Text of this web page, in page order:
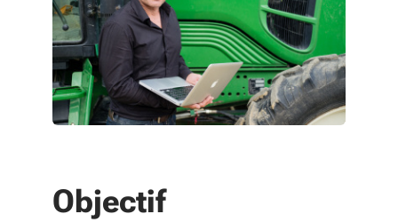
Objectif